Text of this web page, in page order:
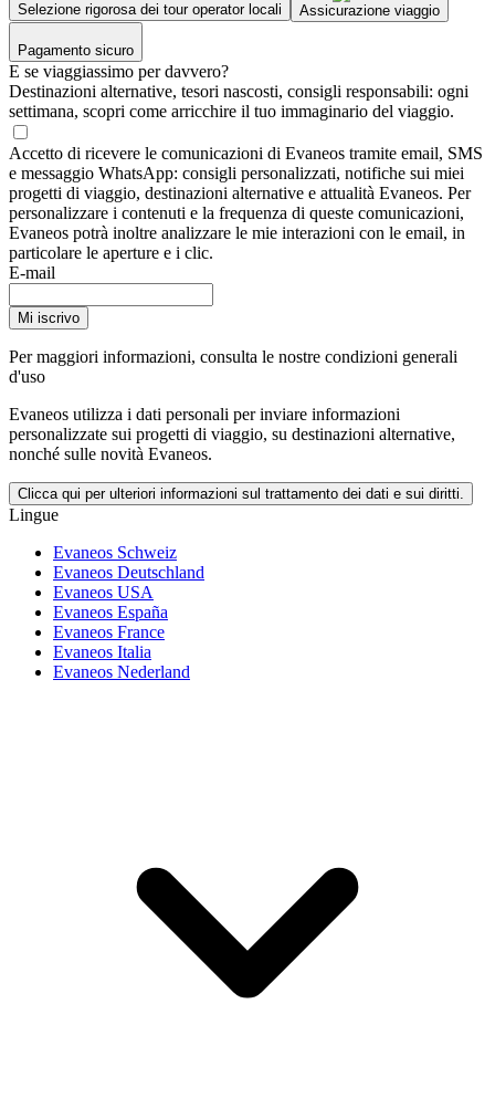
Selezione rigorosa dei tour operator locali Assicurazione viaggio
Pagamento sicuro
E se viaggiassimo per davvero?
Destinazioni alternative, tesori nascosti, consigli responsabili: ogni
settimana, scopri come arricchire il tuo immaginario del viaggio.
Accetto di ricevere le comunicazioni di Evaneos tramite email, SMS
e messaggio WhatsApp: consigli personalizzati, notifiche sui miei
progetti di viaggio, destinazioni alternative e attualità Evaneos. Per
personalizzare i contenuti e la frequenza di queste comunicazioni,
Evaneos potrà inoltre analizzare le mie interazioni con le email, in
particolare le aperture e i clic.
E-mail
Mi iscrivo
Per maggiori informazioni, consulta le nostre condizioni generali
d'uso
Evaneos utilizza i dati personali per inviare informazioni
personalizzate sui progetti di viaggio, su destinazioni alternative,
nonché sulle novità Evaneos.
Clicca qui per ulteriori informazioni sul trattamento dei dati e sui diritti.
Lingue
Evaneos Schweiz
Evaneos Deutschland
Evaneos USA
Evaneos España
Evaneos France
Evaneos Italia
Evaneos Nederland